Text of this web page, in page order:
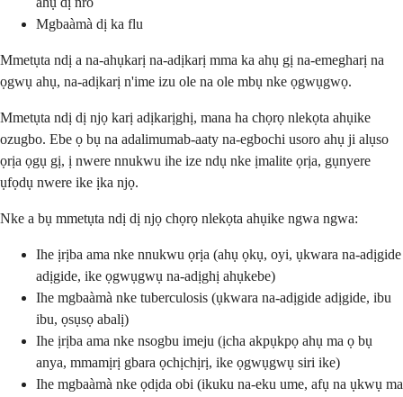
Mgbaàmà dị ka flu
Mmetụta ndị a na-ahụkarị na-adịkarị mma ka ahụ gị na-emegharị na
ọgwụ ahụ, na-adịkarị n'ime izu ole na ole mbụ nke ọgwụgwọ.
Mmetụta ndị dị njọ karị adịkarịghị, mana ha chọrọ nlekọta ahụike
ozugbo. Ebe ọ bụ na adalimumab-aaty na-egbochi usoro ahụ ji alụso
ọrịa ọgụ gị, ị nwere nnukwu ihe ize ndụ nke ịmalite ọrịa, gụnyere
ụfọdụ nwere ike ịka njọ.
Nke a bụ mmetụta ndị dị njọ chọrọ nlekọta ahụike ngwa ngwa:
Ihe ịrịba ama nke nnukwu ọrịa (ahụ ọkụ, oyi, ụkwara na-adịgide
adịgide, ike ọgwụgwụ na-adịghị ahụkebe)
Ihe mgbaàmà nke tuberculosis (ụkwara na-adịgide adịgide, ibu
ibu, ọsụsọ abalị)
Ihe ịrịba ama nke nsogbu imeju (ịcha akpụkpọ ahụ ma ọ bụ
anya, mmamịrị gbara ọchịchịrị, ike ọgwụgwụ siri ike)
Ihe mgbaàmà nke ọdịda obi (ikuku na-eku ume, afụ na ụkwụ ma